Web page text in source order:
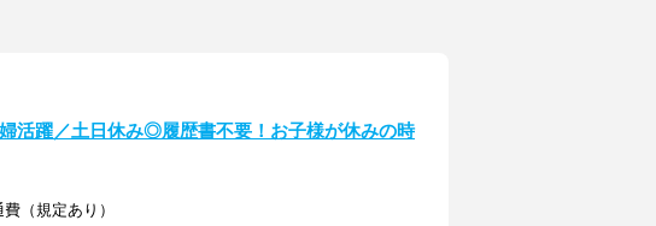
活躍／土日休み◎履歴書不要！お子様が休みの時
（規定あり）